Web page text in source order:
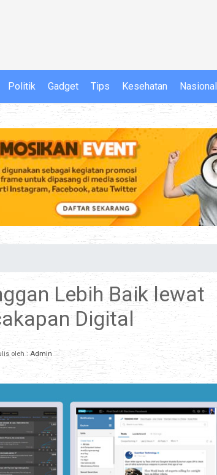
Politik Gadget Tips Kesehatan Nasional
Lebih Baik lewat
Digital
oleh : Admin